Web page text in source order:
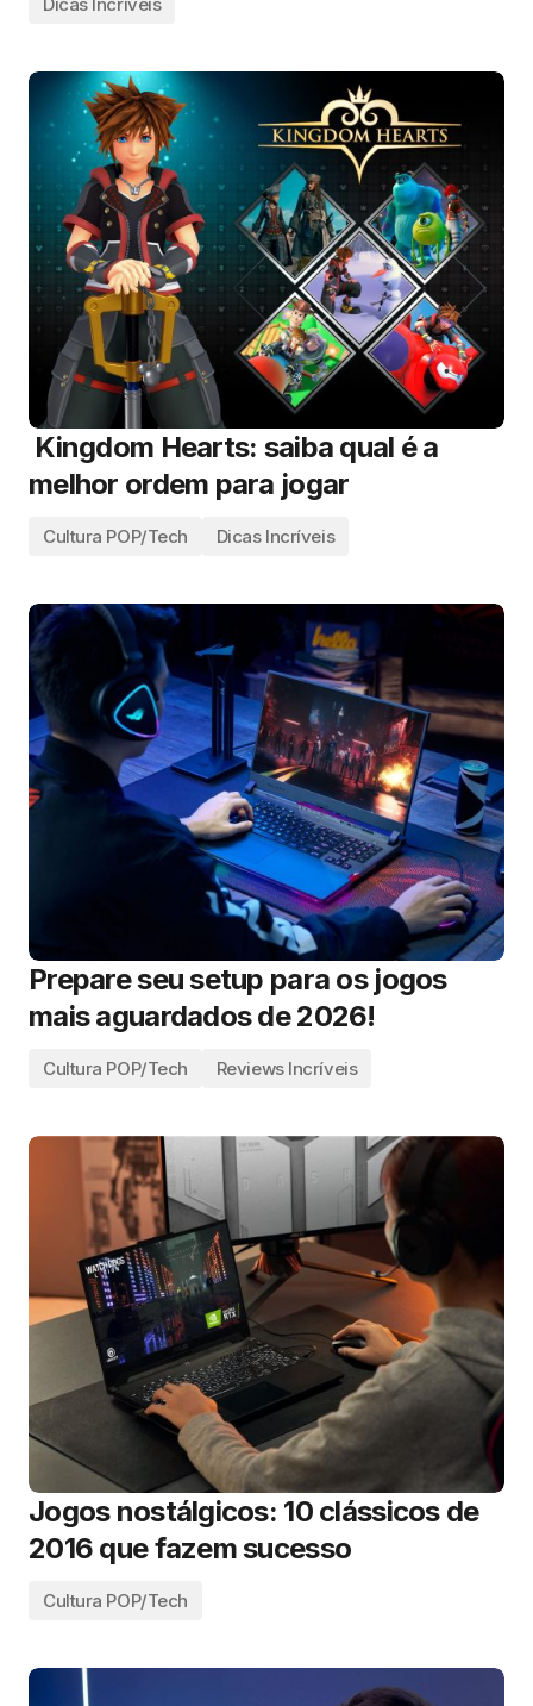
Kingdom Hearts: saiba qual é a
melhor ordem para jogar
Cultura POP/Tech Dicas Incríveis
Prepare seu setup para os jogos
mais aguardados de 2026!
Cultura POP/Tech Reviews Incríveis
Jogos nostálgicos: 10 clássicos de
2016 que fazem sucesso
Cultura POP/Tech